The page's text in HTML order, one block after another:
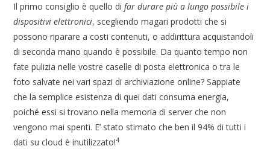
Il primo consiglio è quello difar durare più a lungo possibile i
dispositivi elettronici, scegliendo magari prodotti che si
possono riparare a costi contenuti, o addirittura acquistandoli
di seconda mano quando è possibile. Da quanto tempo non
fate pulizia nelle vostre caselle di posta elettronica o tra le
foto salvate nei vari spazi di archiviazione online? Sappiate
che la semplice esistenza di quei dati consuma energia,
poiché essi si trovano nella memoria di server che non
vengono mai spenti. E’ stato stimato che ben il 94% di tutti i
dati su cloud è inutilizzato!4